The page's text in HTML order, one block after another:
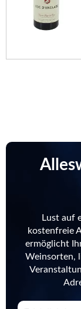
Lust auf
kostenfreie
ermöglicht
Weinsorten,